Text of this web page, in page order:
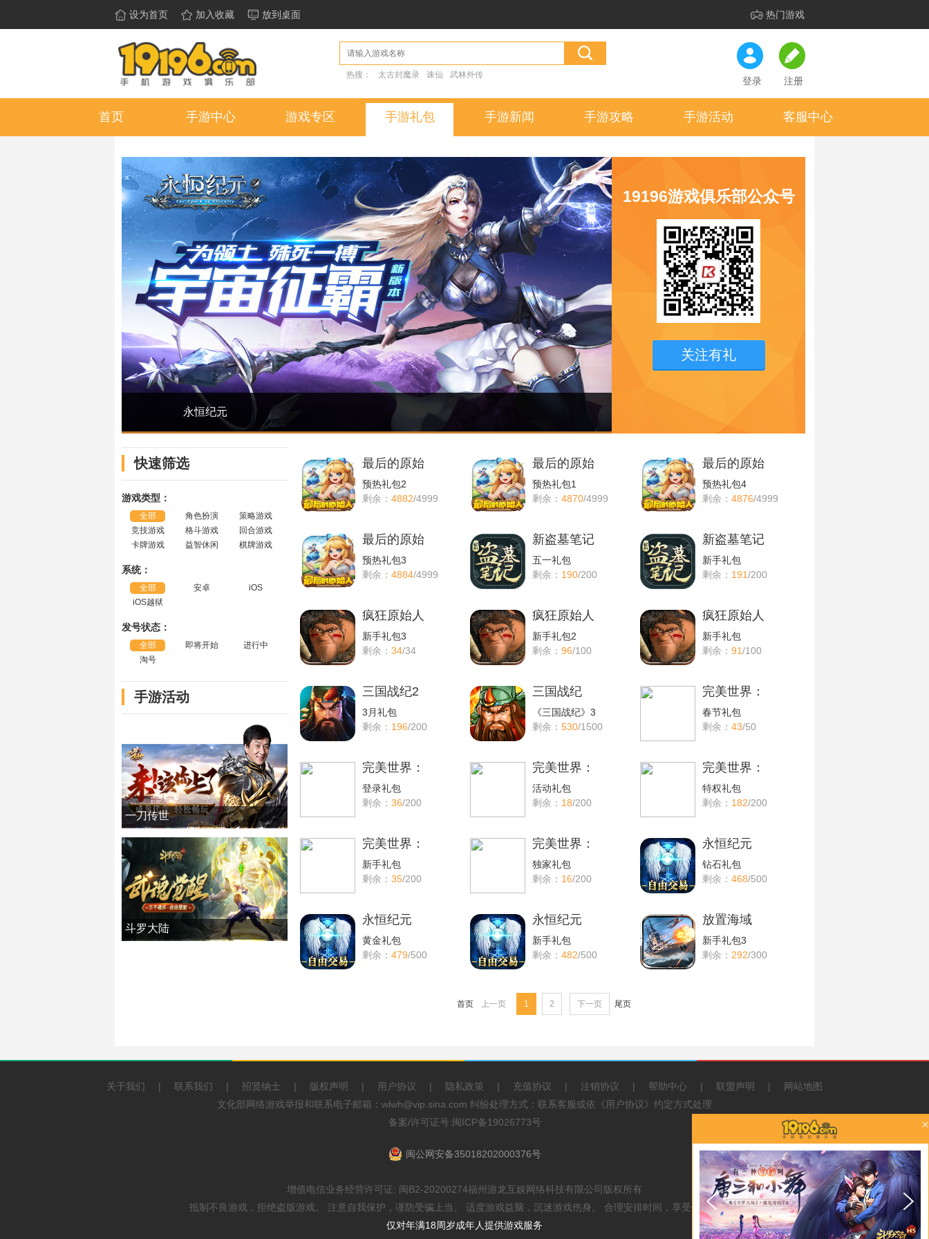
设为首页 加入收藏 放到桌面 热门游戏
热搜： 太古封魔录 诛仙 武林外传
注册
登录
首页 手游中心 游戏专区 手游礼包 手游新闻 手游攻略 手游活动 客服中心
《
展
开
查
看
×
永恒纪元
19196游戏俱乐部公众号
关注有礼
快速筛选
游戏类型：
全部 角色扮演
策略游戏
竞技游戏
格斗游戏
回合游戏
卡牌游戏
益智休闲 棋牌游戏
系统：
全部 安卓
iOS
iOS越狱
发号状态：
全部 即将开始
进行中
淘号
手游活动
一刀传世
斗罗大陆
最后的原始
预热礼包2
剩余： 4882/4999
最后的原始
预热礼包1
剩余： 4870/4999
最后的原始
预热礼包4
剩余： 4876/4999
最后的原始
预热礼包3
剩余： 4884/4999
新盗墓笔记
五一礼包
剩余： 190/200
新盗墓笔记
新手礼包
剩余： 191/200
疯狂原始人
新手礼包3
剩余： 34/34
疯狂原始人
新手礼包2
剩余： 96/100
疯狂原始人
新手礼包
剩余： 91/100
三国战纪2
3月礼包
剩余： 196/200
三国战纪
《三国战纪》3
剩余： 530/1500
完美世界：
春节礼包
剩余： 43/50
完美世界：
登录礼包
剩余： 36/200
完美世界：
活动礼包
剩余： 18/200
完美世界：
特权礼包
剩余： 182/200
完美世界：
新手礼包
剩余： 35/200
完美世界：
独家礼包
剩余： 16/200
永恒纪元
钻石礼包
剩余： 468/500
永恒纪元
黄金礼包
剩余： 479/500
永恒纪元
新手礼包
剩余： 482/500
放置海域
新手礼包3
剩余： 292/300
首页 上一页 1 2 下一页 尾页
关于我们 | 联系我们 | 招贤纳士 | 版权声明 | 用户协议 | 隐私政策 | 充值协议 | 注销协议 | 帮助中心 | 联盟声明 |
网站地图
文化部网络游戏举报和联系电子邮箱：wlwh@vip.sina.com 纠纷处理方式：联系客服或依《用户协议》约定方式处理
备案/许可证号:闽ICP备19026773号
闽公网安备35018202000376号
增值电信业务经营许可证: 闽B2-20200274福州游龙互娱网络科技有限公司版权所有
抵制不良游戏，拒绝盗版游戏。 注意自我保护，谨防受骗上当。 适度游戏益脑，沉迷游戏伤身。 合理安排时间，享受健康生活。
仅对年满18周岁成年人提供游戏服务